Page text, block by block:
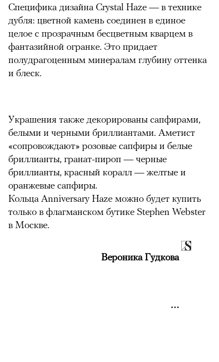
Специфика дизайна Crystal Haze — в технике
дубля: цветной камень соединен в единое
целое с прозрачным бесцветным кварцем в
фантазийной огранке. Это придает
полудрагоценным минералам глубину оттенка
и блеск.
00:00 /00:00
Украшения также декорированы сапфирами,
белыми и черными бриллиантами. Аметист
«сопровождают» розовые сапфиры и белые
бриллианты, гранат-пироп — черные
бриллианты, красный коралл — желтые и
оранжевые сапфиры.
Кольца Anniversary Haze можно будет купить
только в флагманском бутике Stephen Webster
в Москве.
Вероника Гудкова